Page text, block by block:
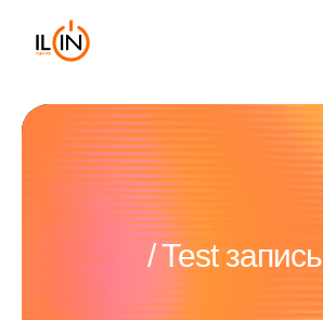
Test запись